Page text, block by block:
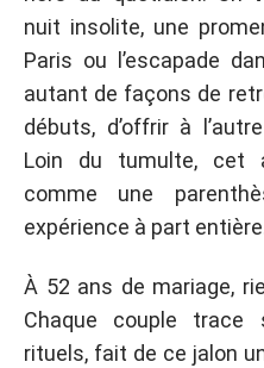
nuit insolite, une
Paris ou l’escapade
autant de façons de
débuts, d’offrir à
Loin du tumulte, cet
comme une
expérience à part
À 52 ans de mariage,
Chaque couple trace
rituels, fait de ce jalon